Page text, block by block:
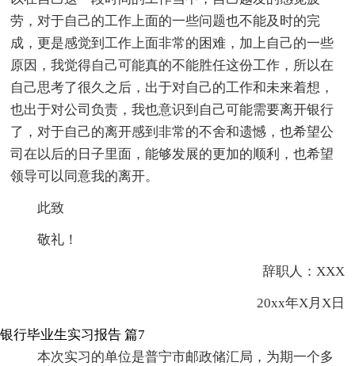
劳，对于自己的工作上面的一些问题也不能及时的完
成，更是感觉到工作上面非常的困难，加上自己的一些
原因，我觉得自己可能真的不能胜任这份工作，所以在
自己思考了很久之后，出于对自己的工作和未来着想，
也出于对公司负责，我也意识到自己可能需要离开银行
了，对于自己的离开感到非常的不舍和遗憾，也希望公
司在以后的日子里面，能够发展的更加的顺利，也希望
领导可以同意我的离开。
此致
敬礼！
辞职人：XXX
20xx年X月X日
银行毕业生实习报告 篇7
本次实习的单位是普宁市邮政储汇局，为期一个多